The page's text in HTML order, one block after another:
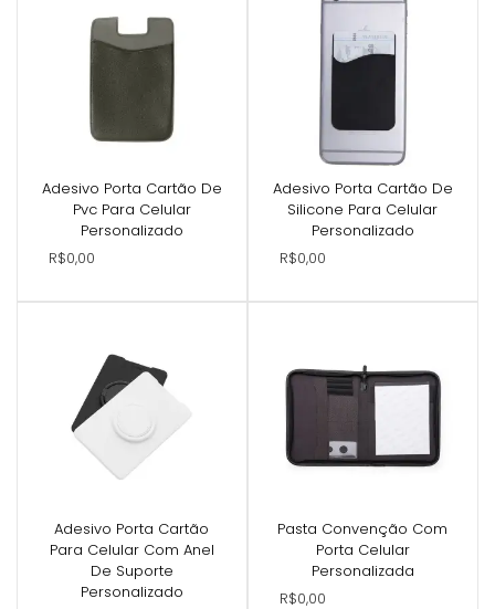
Adesivo Porta Cartão De
Pvc Para Celular
Personalizado
R$0,00
Adesivo Porta Cartão De
Silicone Para Celular
Personalizado
R$0,00
Adesivo Porta Cartão
Para Celular Com Anel
De Suporte
Personalizado
Pasta Convenção Com
Porta Celular
Personalizada
R$0,00